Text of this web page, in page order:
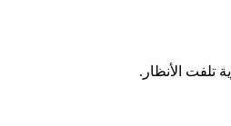
تلفت الأنظار.